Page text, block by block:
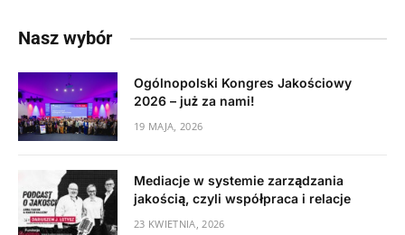
Nasz wybór
Ogólnopolski Kongres Jakościowy
2026 – już za nami!
19 MAJA, 2026
Mediacje w systemie zarządzania
jakością, czyli współpraca i relacje
23 KWIETNIA, 2026